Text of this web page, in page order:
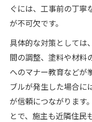
ぐには、工事前の丁寧
が不可欠です。
具体的な対策としては
間の調整、塗料や材料
へのマナー教育などが
ブルが発生した場合に
が信頼につながります
とで、施主も近隣住民